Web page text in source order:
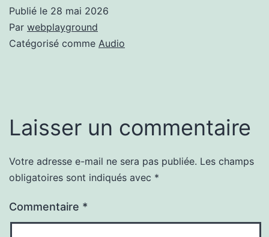
Publié le 28 mai 2026
Par webplayground
Catégorisé comme Audio
Laisser un commentaire
Votre adresse e-mail ne sera pas publiée. Les champs
obligatoires sont indiqués avec *
Commentaire *